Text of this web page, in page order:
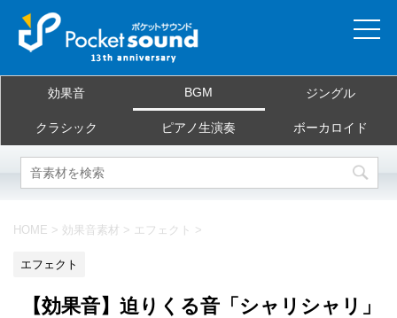
当サイトについて
ご利用規約
お問合せ
効果音 BGM ジングル
クラシック ピアノ生演奏 ボーカロイド
HOME > 効果音素材 > エフェクト >
エフェクト
【効果音】迫りくる音「シャリシャリ」